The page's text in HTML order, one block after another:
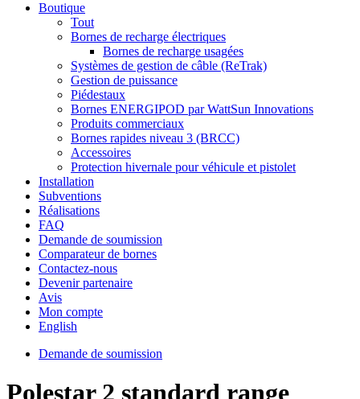
Boutique
Tout
Bornes de recharge électriques
Bornes de recharge usagées
Systèmes de gestion de câble (ReTrak)
Gestion de puissance
Piédestaux
Bornes ENERGIPOD par WattSun Innovations
Produits commerciaux
Bornes rapides niveau 3 (BRCC)
Accessoires
Protection hivernale pour véhicule et pistolet
Installation
Subventions
Réalisations
FAQ
Demande de soumission
Comparateur de bornes
Contactez-nous
Devenir partenaire
Avis
Mon compte
English
Demande de soumission
Polestar 2 standard range